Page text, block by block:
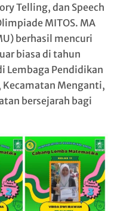
Telling, dan Speech
MITOS. MA
berhasil mencuri
biasa di tahun
Lembaga Pendidikan
Kecamatan Menganti,
bersejarah bagi